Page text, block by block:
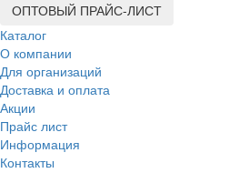
ОПТОВЫЙ ПРАЙС-ЛИСТ
Каталог
О компании
Для организаций
Доставка и оплата
Акции
Прайс лист
Информация
Контакты